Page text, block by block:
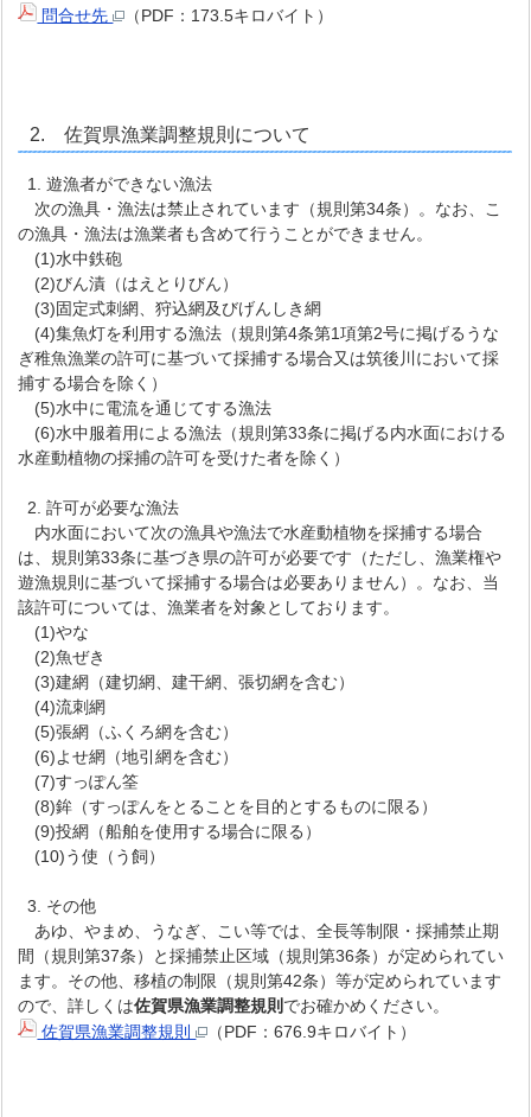
問合せ先 （PDF：173.5キロバイト）
2. 佐賀県漁業調整規則について
1. 遊漁者ができない漁法
次の漁具・漁法は禁止されています（規則第34条）。なお、こ
の漁具・漁法は漁業者も含めて行うことができません。
(1)水中鉄砲
(2)びん漬（はえとりびん）
(3)固定式刺網、狩込網及びげんしき網
(4)集魚灯を利用する漁法（規則第4条第1項第2号に掲げるうな
ぎ稚魚漁業の許可に基づいて採捕する場合又は筑後川において採
捕する場合を除く）
(5)水中に電流を通じてする漁法
(6)水中服着用による漁法（規則第33条に掲げる内水面における
水産動植物の採捕の許可を受けた者を除く）
2. 許可が必要な漁法
内水面において次の漁具や漁法で水産動植物を採捕する場合
は、規則第33条に基づき県の許可が必要です（ただし、漁業権や
遊漁規則に基づいて採捕する場合は必要ありません）。なお、当
該許可については、漁業者を対象としております。
(1)やな
(2)魚ぜき
(3)建網（建切網、建干網、張切網を含む）
(4)流刺網
(5)張網（ふくろ網を含む）
(6)よせ網（地引網を含む）
(7)すっぽん筌
(8)鉾（すっぽんをとることを目的とするものに限る）
(9)投網（船舶を使用する場合に限る）
(10)う使（う飼）
3. その他
あゆ、やまめ、うなぎ、こい等では、全長等制限・採捕禁止期
間（規則第37条）と採捕禁止区域（規則第36条）が定められてい
ます。その他、移植の制限（規則第42条）等が定められています
ので、詳しくは佐賀県漁業調整規則でお確かめください。
佐賀県漁業調整規則
（PDF：676.9キロバイト）